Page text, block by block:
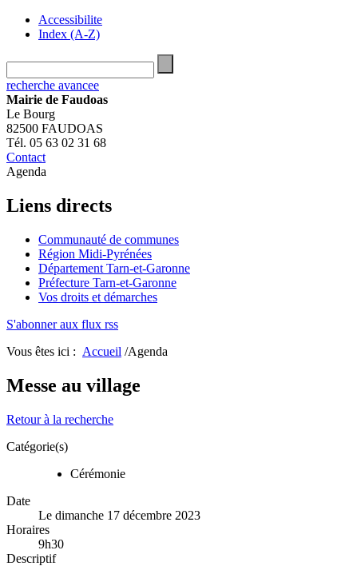
Accessibilite
Index (A-Z)
recherche avancee
Mairie de Faudoas
Le Bourg
82500 FAUDOAS
Tél. 05 63 02 31 68
Contact
Agenda
Liens directs
Communauté de communes
Région Midi-Pyrénées
Département Tarn-et-Garonne
Préfecture Tarn-et-Garonne
Vos droits et démarches
S'abonner aux flux rss
Vous êtes ici : Accueil /Agenda
Messe au village
Retour à la recherche
Catégorie(s)
Cérémonie
Date
Le dimanche 17 décembre 2023
Horaires
9h30
Descriptif